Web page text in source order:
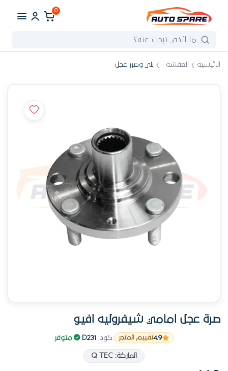
0
الرئيسية العفشة بلي وصرر عجل
صرة عجل امامي شيفروليه افيو
4.9تقييم المتجر كود: D231 متوفر
الماركة: Q TEC
منتج رائج في بلي وصرر عجل